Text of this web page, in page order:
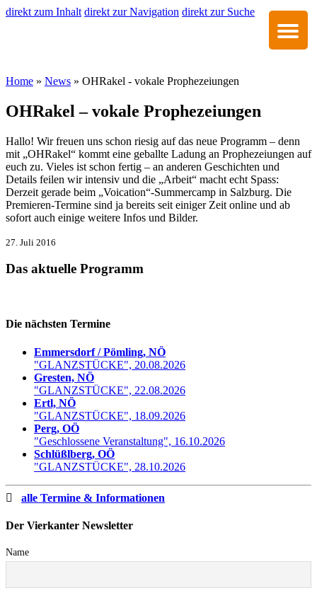
direkt zum Inhalt direkt zur Navigation direkt zur Suche
Home » News » OHRakel - vokale Prophezeiungen
OHRakel – vokale Prophezeiungen
Hallo! Wir freuen uns schon riesig auf das neue Programm – denn
mit „OHRakel“ kommt eine geballte Ladung an Prophezeiungen auf
euch zu. Vieles ist schon fertig – an anderen Geschichten und
Details feilen wir intensiv und die „Arbeit“ macht echt Spass:
Derzeit gerade beim „Voication“-Summercamp in Salzburg. Die
Premieren-Termine sind ja bereits seit einiger Zeit online und ab
sofort auch einige weitere Infos und Bilder.
27. Juli 2016
Das aktuelle Programm
Die nächsten Termine
Emmersdorf / Pömling, NÖ
"GLANZSTÜCKE", 20.08.2026
Gresten, NÖ
"GLANZSTÜCKE", 22.08.2026
Ertl, NÖ
"GLANZSTÜCKE", 18.09.2026
Perg, OÖ
"Geschlossene Veranstaltung", 16.10.2026
Schlüßlberg, OÖ
"GLANZSTÜCKE", 28.10.2026
alle Termine & Informationen
Der Vierkanter Newsletter
Name